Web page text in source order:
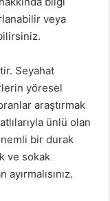
veya
Seyahat
yöresel
araştırmak
ünlü olan
bir durak
ve sokak